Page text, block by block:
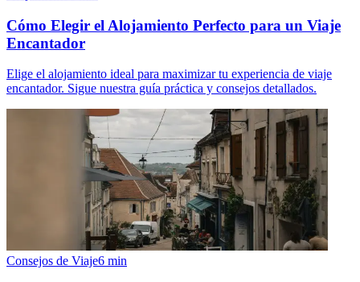
Cómo Elegir el Alojamiento Perfecto para un Viaje
Encantador
Elige el alojamiento ideal para maximizar tu experiencia de viaje
encantador. Sigue nuestra guía práctica y consejos detallados.
Consejos de Viaje6 min